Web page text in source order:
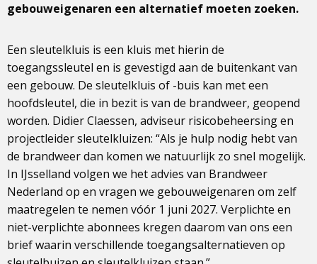
gebouweigenaren een alternatief moeten zoeken.
Een sleutelkluis is een kluis met hierin de
toegangssleutel en is gevestigd aan de buitenkant van
een gebouw. De sleutelkluis of -buis kan met een
hoofdsleutel, die in bezit is van de brandweer, geopend
worden. Didier Claessen, adviseur risicobeheersing en
projectleider sleutelkluizen: “Als je hulp nodig hebt van
de brandweer dan komen we natuurlijk zo snel mogelijk.
In IJsselland volgen we het advies van Brandweer
Nederland op en vragen we gebouweigenaren om zelf
maatregelen te nemen vóór 1 juni 2027. Verplichte en
niet-verplichte abonnees kregen daarom van ons een
brief waarin verschillende toegangsalternatieven op